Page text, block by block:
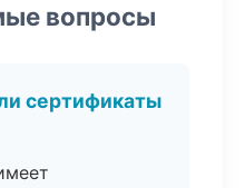
вопросы
сертификаты